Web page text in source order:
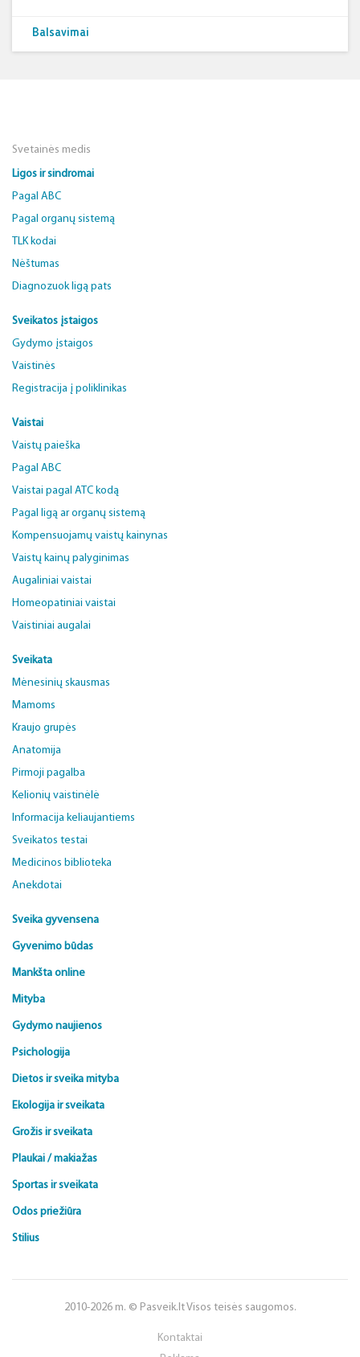
Balsavimai
Svetainės medis
Ligos ir sindromai
Pagal ABC
Pagal organų sistemą
TLK kodai
Nėštumas
Diagnozuok ligą pats
Sveikatos įstaigos
Gydymo įstaigos
Vaistinės
Registracija į poliklinikas
Vaistai
Vaistų paieška
Pagal ABC
Vaistai pagal ATC kodą
Pagal ligą ar organų sistemą
Kompensuojamų vaistų kainynas
Vaistų kainų palyginimas
Augaliniai vaistai
Homeopatiniai vaistai
Vaistiniai augalai
Sveikata
Mėnesinių skausmas
Mamoms
Kraujo grupės
Anatomija
Pirmoji pagalba
Kelionių vaistinėlė
Informacija keliaujantiems
Sveikatos testai
Medicinos biblioteka
Anekdotai
Sveika gyvensena
Gyvenimo būdas
Mankšta online
Mityba
Gydymo naujienos
Psichologija
Dietos ir sveika mityba
Ekologija ir sveikata
Grožis ir sveikata
Plaukai / makiažas
Sportas ir sveikata
Odos priežiūra
Stilius
2010-2026 m. © Pasveik.lt Visos teisės saugomos.
Kontaktai